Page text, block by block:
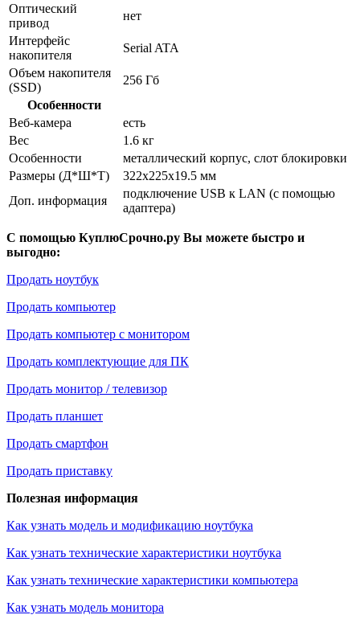
Оптический
привод
нет
Интерфейс
накопителя
Serial ATA
Объем накопителя
(SSD)
256 Гб
Особенности
Веб-камера
есть
Вес
1.6 кг
Особенности
металлический корпус, слот блокировки
Размеры (Д*Ш*Т)
322x225x19.5 мм
Доп. информация
подключение USB к LAN (с помощью
адаптера)
С помощью КуплюСрочно.ру Вы можете быстро и
выгодно:
Продать ноутбук
Продать компьютер
Продать компьютер с монитором
Продать комплектующие для ПК
Продать монитор / телевизор
Продать планшет
Продать смартфон
Продать приставку
Полезная информация
Как узнать модель и модификацию ноутбука
Как узнать технические характеристики ноутбука
Как узнать технические характеристики компьютера
Как узнать модель монитора